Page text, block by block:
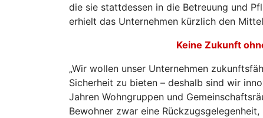
die sie stattdessen in die Betreuung und
erhielt das Unternehmen kürzlich den
Keine Zukunft
„Wir wollen unser Unternehmen
Sicherheit zu bieten – deshalb sind wir
Jahren Wohngruppen und
Bewohner zwar eine